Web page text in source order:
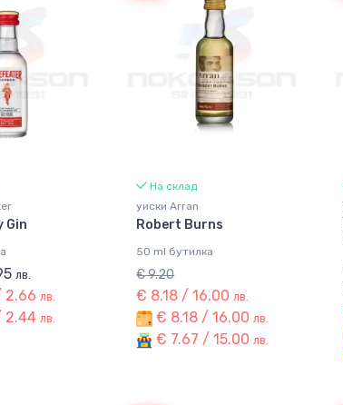
Gin
лв.
2.66 лв.
2.44 лв.
На склад
уиски Arran
Robert Burns
50 ml бутилка
€ 9.20
€ 8.18 / 16.00 лв.
€ 8.18 / 16.00 лв.
€ 7.67 / 15.00 лв.